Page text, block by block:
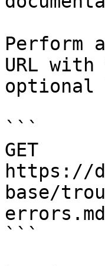
Perform
URL
optional
```
GET
https://
base/
```